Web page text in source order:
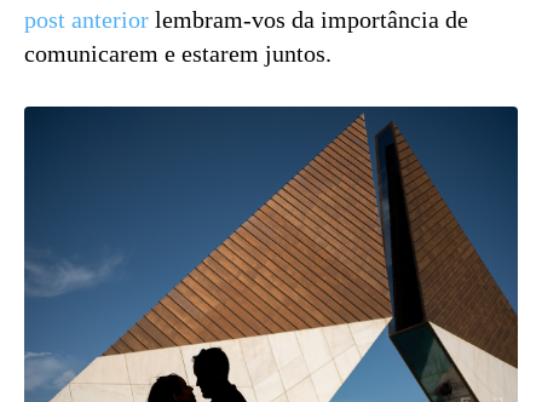
post anterior lembram-vos da importância de
comunicarem e estarem juntos.